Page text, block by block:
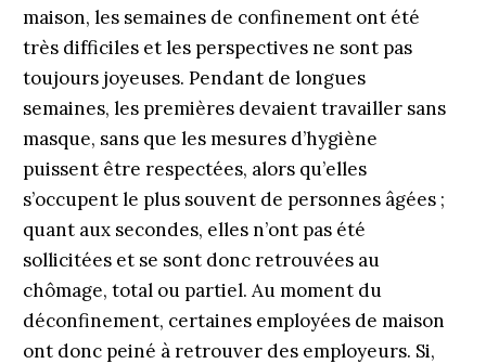
maison, les semaines de confinement ont été
très difficiles et les perspectives ne sont pas
toujours joyeuses. Pendant de longues
semaines, les premières devaient travailler sans
masque, sans que les mesures d’hygiène
puissent être respectées, alors qu’elles
s’occupent le plus souvent de personnes âgées ;
quant aux secondes, elles n’ont pas été
sollicitées et se sont donc retrouvées au
chômage, total ou partiel. Au moment du
déconfinement, certaines employées de maison
ont donc peiné à retrouver des employeurs. Si,